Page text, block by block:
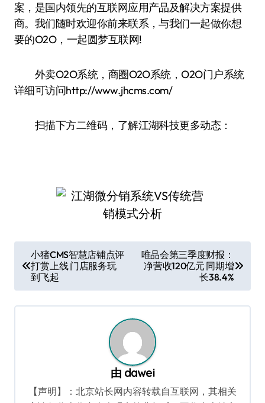
案，是国内领先的互联网应用产品及解决方案提供
商。我们随时欢迎你前来联系，与我们一起做你想
要的O2O，一起圆梦互联网!
外卖O2O系统，商圈O2O系统，O2O门户系统
详细可访问http://www.jhcms.com/
扫描下方二维码，了解江湖科技更多动态：
章
导
航
小猪CMS智慧店铺点评
打赏上线 门店服务玩
到飞起
唯品会第三季度财报：
净营收120亿元 同期增
长38.4%
由 dawei
【声明】：北京站长网内容转载自互联网，其相关